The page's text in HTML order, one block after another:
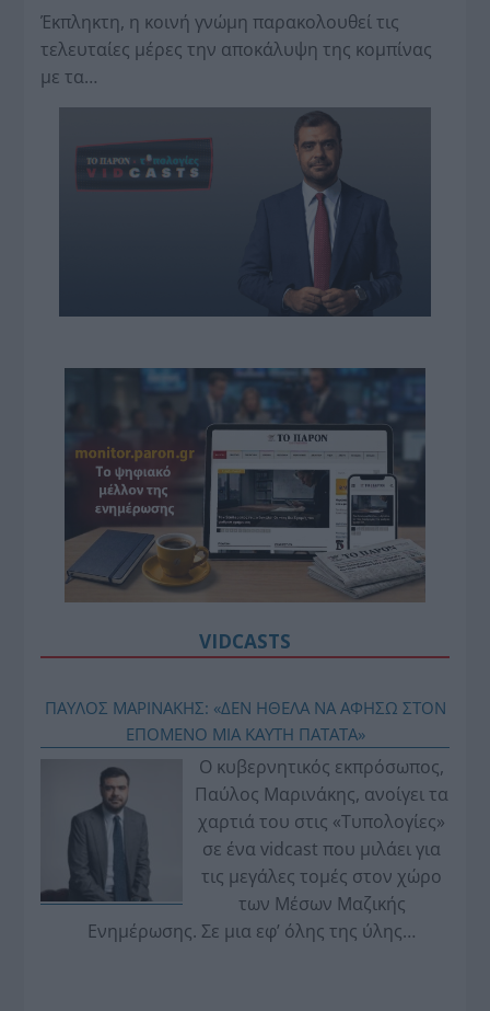
Έκπληκτη, η κοινή γνώμη παρακολουθεί τις
τελευταίες μέρες την αποκάλυψη της κο­μπίνας
με τα…
VIDCASTS
ΠΑΥΛΟΣ ΜΑΡΙΝΑΚΗΣ: «ΔΕΝ ΗΘΕΛΑ ΝΑ ΑΦΗΣΩ ΣΤΟΝ
ΕΠΟΜΕΝΟ ΜΙΑ ΚΑΥΤΗ ΠΑΤΑΤΑ»
Ο κυβερνητικός εκπρόσωπος,
Παύλος Μαρινάκης, ανοίγει τα
χαρτιά του στις «Τυπολογίες»
σε ένα vidcast που μιλάει για
τις μεγάλες τομές στον χώρο
των Μέσων Μαζικής
Ενημέρωσης. Σε μια εφ’ όλης της ύλης